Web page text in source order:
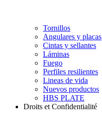
Tornillos
Angulares y placas
Cintas y sellantes
Láminas
Fuego
Perfiles resilientes
Lineas de vida
Nuevos productos
HBS PLATE
Droits et Confidentialité